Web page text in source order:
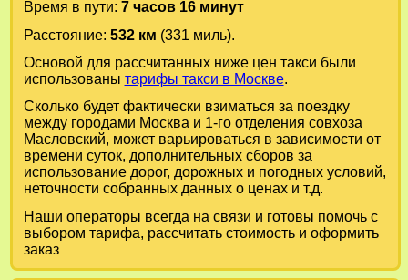
Время в пути: 7 часов 16 минут
Расстояние: 532 км (331 миль).
Основой для рассчитанных ниже цен такси были
использованы тарифы такси в Москве.
Сколько будет фактически взиматься за поездку
между городами Москваи 1-го отделения совхоза
Масловский, может варьироваться в зависимости от
времени суток, дополнительных сборов за
использование дорог, дорожных и погодных условий,
неточности собранных данных о ценах и т.д.
Наши операторы всегда на связи и готовы помочь с
выбором тарифа, рассчитать стоимость и оформить
заказ